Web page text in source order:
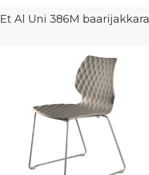
Et Al Uni 386M baarijakkara